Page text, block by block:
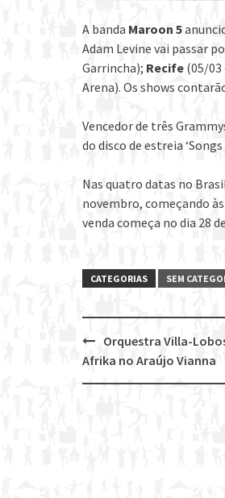
A banda Maroon 5
Adam Levine vai passar
Garrincha); Recife (05/03
Arena). Os shows
Vencedor de três
do disco de estreia ‘Songs
Nas quatro datas no
novembro, começando
venda começa no dia 28
CATEGORIAS SEM
Post
navigation
Orquestra Villa-
Afrika no Araújo Vianna